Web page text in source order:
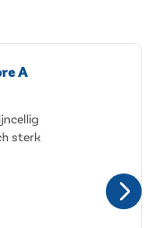
A
sterk